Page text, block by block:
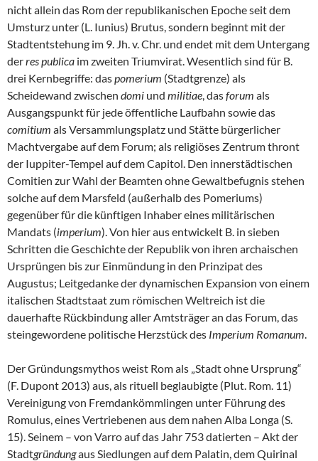
nicht allein das Rom der republikanischen Epoche seit dem
Umsturz unter (L. Iunius) Brutus, sondern beginnt mit der
Stadtentstehung im 9. Jh. v. Chr. und endet mit dem Untergang
derres publica im zweiten Triumvirat. Wesentlich sind für B.
drei Kernbegriffe: daspomerium (Stadtgrenze) als
Scheidewand zwischen domi und militiae, dasforum als
Ausgangspunkt für jede öffentliche Laufbahn sowie das
comitium als Versammlungsplatz und Stätte bürgerlicher
Machtvergabe auf dem Forum; als religiöses Zentrum thront
der Iuppiter-Tempel auf dem Capitol. Den innerstädtischen
Comitien zur Wahl der Beamten ohne Gewaltbefugnis stehen
solche auf dem Marsfeld (außerhalb des Pomeriums)
gegenüber für die künftigen Inhaber eines militärischen
Mandats (imperium). Von hier aus entwickelt B. in sieben
Schritten die Geschichte der Republik von ihren archaischen
Ursprüngen bis zur Einmündung in den Prinzipat des
Augustus; Leitgedanke der dynamischen Expansion von einem
italischen Stadtstaat zum römischen Weltreich ist die
dauerhafte Rückbindung aller Amtsträger an das Forum, das
steingewordene politische Herzstück des Imperium Romanum.
Der Gründungsmythos weist Rom als „Stadt ohne Ursprung“
(F. Dupont 2013) aus, als rituell beglaubigte (Plut. Rom. 11)
Vereinigung von Fremdankömmlingen unter Führung des
Romulus, eines Vertriebenen aus dem nahen Alba Longa (S.
15). Seinem – von Varro auf das Jahr 753 datierten – Akt der
Stadtgründungaus Siedlungen auf dem Palatin, dem Quirinal